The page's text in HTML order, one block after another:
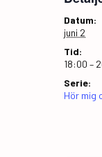
Datum:
juni 2
Tid:
18:00 –
Serie:
Hör mig